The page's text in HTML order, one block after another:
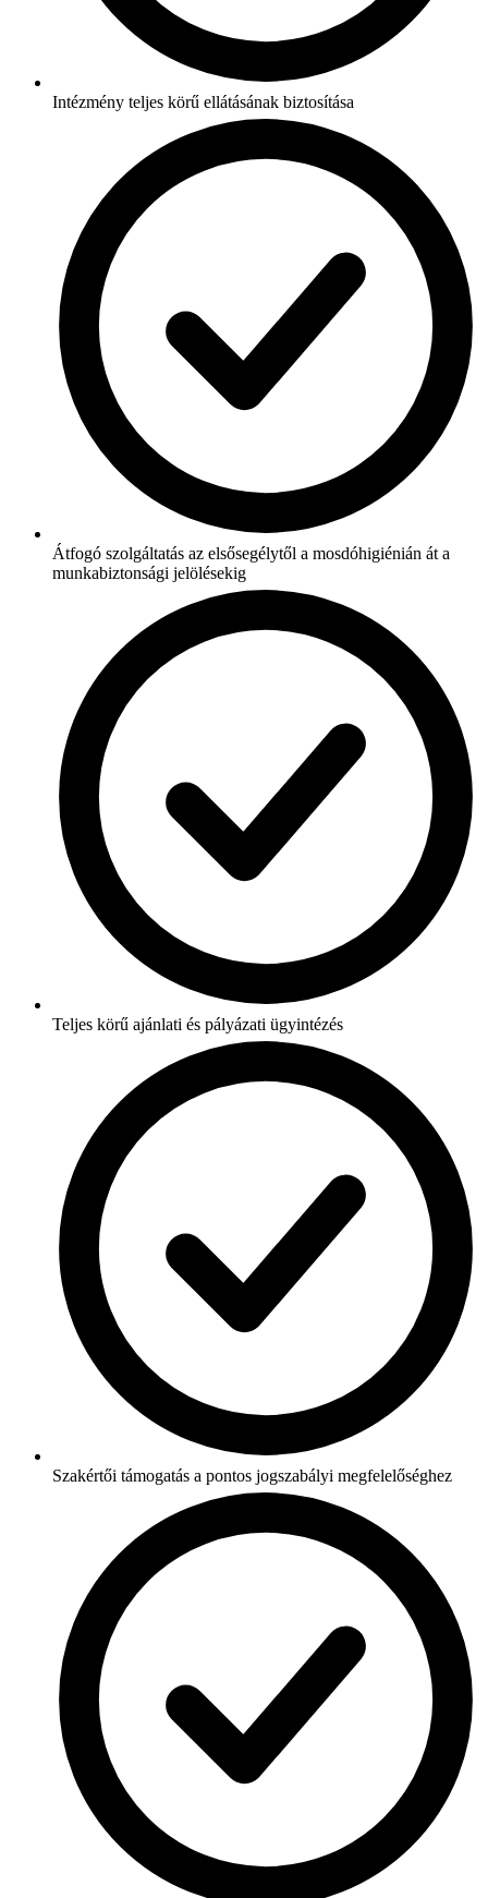
Intézmény teljes körű ellátásának biztosítása
Átfogó szolgáltatás az elsősegélytől a mosdóhigiénián át a
munkabiztonsági jelölésekig
Teljes körű ajánlati és pályázati ügyintézés
Szakértői támogatás a pontos jogszabályi megfelelőséghez